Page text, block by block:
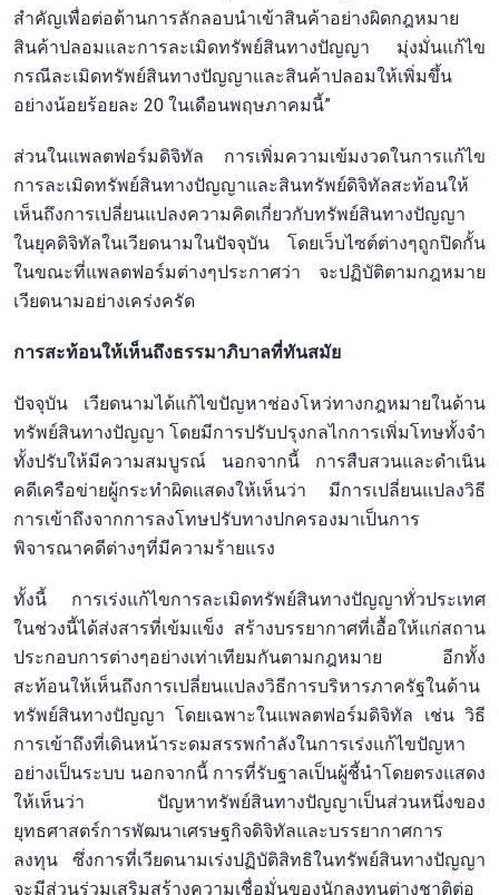
สำคัญเพื่อต่อต้านการลักลอบนำเข้าสินค้าอย่างผิดกฎหมาย
สินค้าปลอมและการละเมิดทรัพย์สินทางปัญญา มุ่งมั่นแก้ไข
กรณีละเมิดทรัพย์สินทางปัญญาและสินค้าปลอมให้เพิ่มขึ้น
อย่างน้อยร้อยละ 20 ในเดือนพฤษภาคมนี้”
ส่วนในแพลตฟอร์มดิจิทัล การเพิ่มความเข้มงวดในการแก้ไข
การละเมิดทรัพย์สินทางปัญญาและสินทรัพย์ดิจิทัลสะท้อนให้
เห็นถึงการเปลี่ยนแปลงความคิดเกี่ยวกับทรัพย์สินทางปัญญา
ในยุคดิจิทัลในเวียดนามในปัจจุบัน โดยเว็บไซต์ต่างๆถูกปิดกั้น
ในขณะที่แพลตฟอร์มต่างๆประกาศว่า จะปฏิบัติตามกฎหมาย
เวียดนามอย่างเคร่งครัด
การสะท้อนให้เห็นถึงธรรมาภิบาลที่ทันสมัย
ปัจจุบัน เวียดนามได้แก้ไขปัญหาช่องโหว่ทางกฎหมายในด้าน
ทรัพย์สินทางปัญญา โดยมีการปรับปรุงกลไกการเพิ่มโทษทั้งจำ
ทั้งปรับให้มีความสมบูรณ์ นอกจากนี้ การสืบสวนและดำเนิน
คดีเครือข่ายผู้กระทำผิดแสดงให้เห็นว่า มีการเปลี่ยนแปลงวิธี
การเข้าถึงจากการลงโทษปรับทางปกครองมาเป็นการ
พิจารณาคดีต่างๆที่มีความร้ายแรง
ทั้งนี้ การเร่งแก้ไขการละเมิดทรัพย์สินทางปัญญาทั่วประเทศ
ในช่วงนี้ได้ส่งสารที่เข้มแข็ง สร้างบรรยากาศที่เอื้อให้แก่สถาน
ประกอบการต่างๆอย่างเท่าเทียมกันตามกฎหมาย อีกทั้ง
สะท้อนให้เห็นถึงการเปลี่ยนแปลงวิธีการบริหารภาครัฐในด้าน
ทรัพย์สินทางปัญญา โดยเฉพาะในแพลตฟอร์มดิจิทัล เช่น วิธี
การเข้าถึงที่เดินหน้าระดมสรรพกำลังในการเร่งแก้ไขปัญหา
อย่างเป็นระบบ นอกจากนี้ การที่รับฐาลเป็นผู้ชี้นำโดยตรงแสดง
ให้เห็นว่า ปัญหาทรัพย์สินทางปัญญาเป็นส่วนหนึ่งของ
ยุทธศาสตร์การพัฒนาเศรษฐกิจดิจิทัลและบรรยากาศการ
ลงทุน ซึ่งการที่เวียดนามเร่งปฏิบัติสิทธิในทรัพย์สินทางปัญญา
จะมีส่วนร่วมเสริมสร้างความเชื่อมั่นของนักลงทุนต่างชาติต่อ